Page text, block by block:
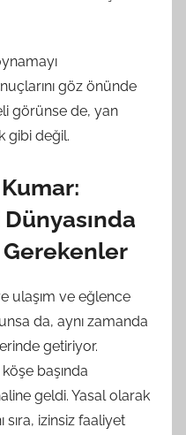
göz önünde
görünse de, yan
gibi değil.
ulaşım ve eğlence
da, aynı zamanda
getiriyor.
başında
geldi. Yasal olarak
sıra, izinsiz faaliyet